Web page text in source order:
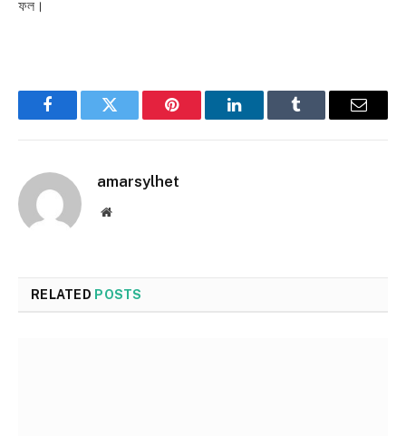
ফল।
FacebookTwitter Pinterest LinkedInTumblr Email
amarsylhet
Website
RELATED POSTS